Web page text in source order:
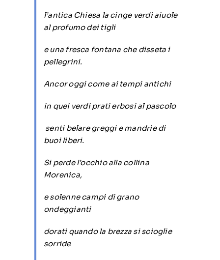
l’antica Chiesa la cinge verdi aiuole
al profumo dei tigli
e una fresca fontana che disseta i
pellegrini.
Ancor oggi come ai tempi antichi
in quei verdi prati erbosi al pascolo
senti belare greggi e mandrie di
buoi liberi.
Si perde l’occhio alla collina
Morenica,
e solenne campi di grano
ondeggianti
dorati quando la brezza si scioglie
sorride